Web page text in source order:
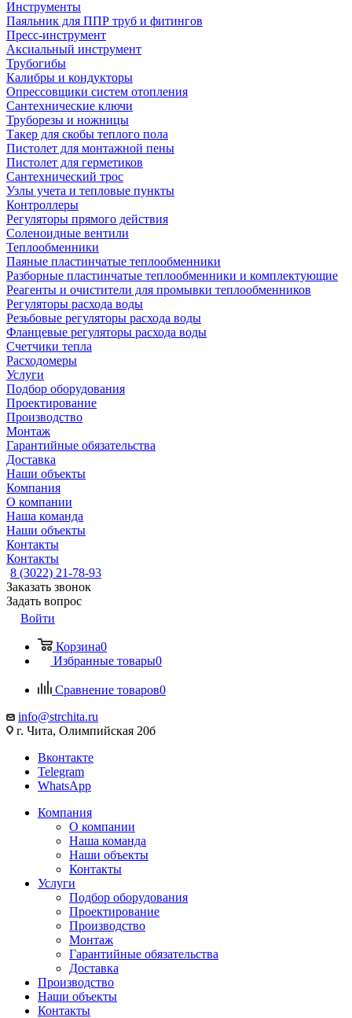
Инструменты
Паяльник для ППР труб и фитингов
Пресс-инструмент
Аксиальный инструмент
Трубогибы
Калибры и кондукторы
Опрессовщики систем отопления
Сантехнические ключи
Труборезы и ножницы
Такер для скобы теплого пола
Пистолет для монтажной пены
Пистолет для герметиков
Сантехнический трос
Узлы учета и тепловые пункты
Контроллеры
Регуляторы прямого действия
Соленоидные вентили
Теплообменники
Паяные пластинчатые теплообменники
Разборные пластинчатые теплообменники и комплектующие
Реагенты и очистители для промывки теплообменников
Регуляторы расхода воды
Резьбовые регуляторы расхода воды
Фланцевые регуляторы расхода воды
Счетчики тепла
Расходомеры
Услуги
Подбор оборудования
Проектирование
Производство
Монтаж
Гарантийные обязательства
Доставка
Наши объекты
Компания
О компании
Наша команда
Наши объекты
Контакты
Контакты
8 (3022) 21-78-93
Заказать звонок
Задать вопрос
Войти
Корзина0
Избранные товары0
Сравнение товаров0
info@strchita.ru
г. Чита, Олимпийская 20б
Вконтакте
Telegram
WhatsApp
Компания
О компании
Наша команда
Наши объекты
Контакты
Услуги
Подбор оборудования
Проектирование
Производство
Монтаж
Гарантийные обязательства
Доставка
Производство
Наши объекты
Контакты